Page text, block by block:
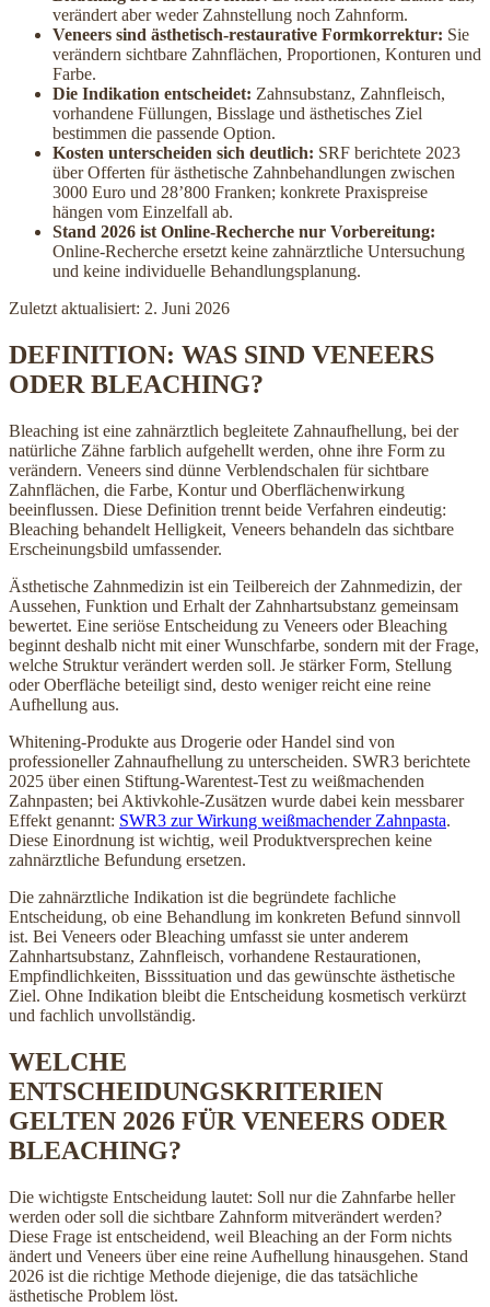
verändert aber weder Zahnstellung noch Zahnform.
Veneers sind ästhetisch-restaurative Formkorrektur: Sie
verändern sichtbare Zahnflächen, Proportionen, Konturen und
Farbe.
Die Indikation entscheidet: Zahnsubstanz, Zahnfleisch,
vorhandene Füllungen, Bisslage und ästhetisches Ziel
bestimmen die passende Option.
Kosten unterscheiden sich deutlich: SRF berichtete 2023
über Offerten für ästhetische Zahnbehandlungen zwischen
3000 Euro und 28’800 Franken; konkrete Praxispreise
hängen vom Einzelfall ab.
Stand 2026 ist Online-Recherche nur Vorbereitung:
Online-Recherche ersetzt keine zahnärztliche Untersuchung
und keine individuelle Behandlungsplanung.
Zuletzt aktualisiert: 2. Juni 2026
DEFINITION: WAS SIND VENEERS
ODER BLEACHING?
Bleaching ist eine zahnärztlich begleitete Zahnaufhellung, bei der
natürliche Zähne farblich aufgehellt werden, ohne ihre Form zu
verändern. Veneers sind dünne Verblendschalen für sichtbare
Zahnflächen, die Farbe, Kontur und Oberflächenwirkung
beeinflussen. Diese Definition trennt beide Verfahren eindeutig:
Bleaching behandelt Helligkeit, Veneers behandeln das sichtbare
Erscheinungsbild umfassender.
Ästhetische Zahnmedizin ist ein Teilbereich der Zahnmedizin, der
Aussehen, Funktion und Erhalt der Zahnhartsubstanz gemeinsam
bewertet. Eine seriöse Entscheidung zu Veneers oder Bleaching
beginnt deshalb nicht mit einer Wunschfarbe, sondern mit der Frage,
welche Struktur verändert werden soll. Je stärker Form, Stellung
oder Oberfläche beteiligt sind, desto weniger reicht eine reine
Aufhellung aus.
Whitening-Produkte aus Drogerie oder Handel sind von
professioneller Zahnaufhellung zu unterscheiden. SWR3 berichtete
2025 über einen Stiftung-Warentest-Test zu weißmachenden
Zahnpasten; bei Aktivkohle-Zusätzen wurde dabei kein messbarer
Effekt genannt: SWR3 zur Wirkung weißmachender Zahnpasta.
Diese Einordnung ist wichtig, weil Produktversprechen keine
zahnärztliche Befundung ersetzen.
Die zahnärztliche Indikation ist die begründete fachliche
Entscheidung, ob eine Behandlung im konkreten Befund sinnvoll
ist. Bei Veneers oder Bleaching umfasst sie unter anderem
Zahnhartsubstanz, Zahnfleisch, vorhandene Restaurationen,
Empfindlichkeiten, Bisssituation und das gewünschte ästhetische
Ziel. Ohne Indikation bleibt die Entscheidung kosmetisch verkürzt
und fachlich unvollständig.
WELCHE
ENTSCHEIDUNGSKRITERIEN
GELTEN 2026 FÜR VENEERS ODER
BLEACHING?
Die wichtigste Entscheidung lautet: Soll nur die Zahnfarbe heller
werden oder soll die sichtbare Zahnform mitverändert werden?
Diese Frage ist entscheidend, weil Bleaching an der Form nichts
ändert und Veneers über eine reine Aufhellung hinausgehen. Stand
2026 ist die richtige Methode diejenige, die das tatsächliche
ästhetische Problem löst.